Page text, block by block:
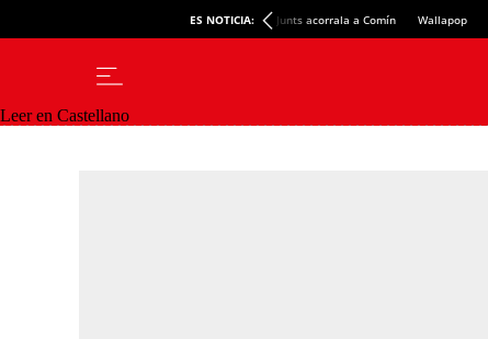
ES NOTICIA: Junts acorrala a Comín Wallapop
Leer en Castellano